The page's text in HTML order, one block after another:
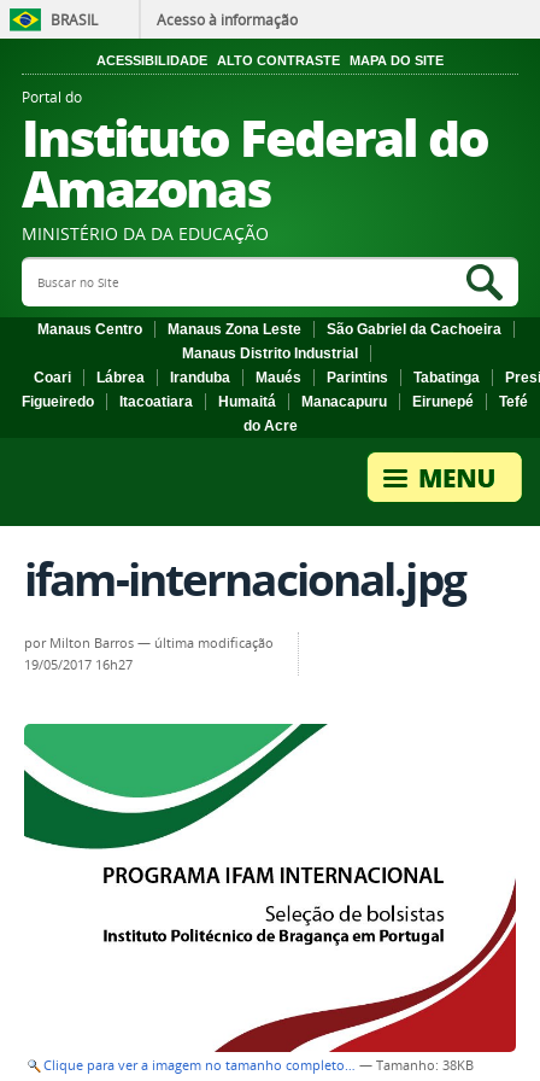
BRASIL Acesso à informação
ACESSIBILIDADE ALTO CONTRASTE MAPA DO SITE
Portal do
Instituto Federal do
Amazonas
MINISTÉRIO DA DA EDUCAÇÃO
Search Site
Manaus Centro Manaus Zona Leste
São Gabriel da Cachoeira
Manaus Distrito Industrial
Coari
Lábrea Iranduba Maués Parintins Tabatinga
Figueiredo
Itacoatiara Humaitá Manacapuru Eirunepé
Tefé
do Acre
ifam-internacional.jpg
por Milton Barros — última modificação
19/05/2017 16h27
Clique para ver a imagem no tamanho completo… — Tamanho: 38KB